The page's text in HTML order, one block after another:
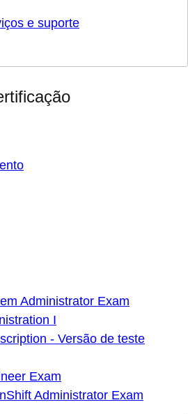
e suporte
Administrator Exam
I
- Versão de teste
Exam
Administrator Exam